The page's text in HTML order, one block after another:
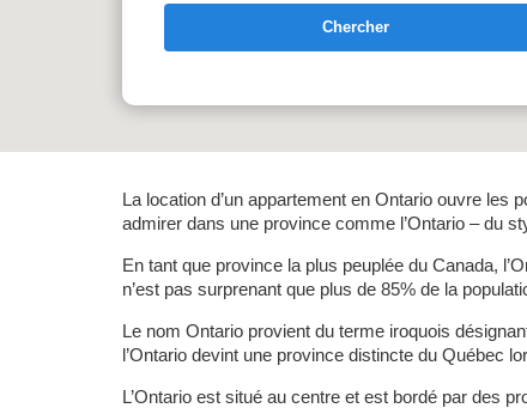
Chercher
La location d’un appartement en Ontario ouvre
admirer dans une province comme l’Ontario – du
En tant que province la plus peuplée du Canada,
n’est pas surprenant que plus de 85% de la
Le nom Ontario provient du terme iroquois
l’Ontario devint une province distincte du Québec
L’Ontario est situé au centre et est bordé par des